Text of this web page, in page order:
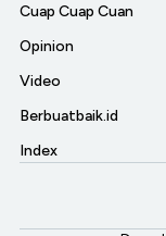
Cuap Cuap Cuan
Opinion
Video
Berbuatbaik.id
Index